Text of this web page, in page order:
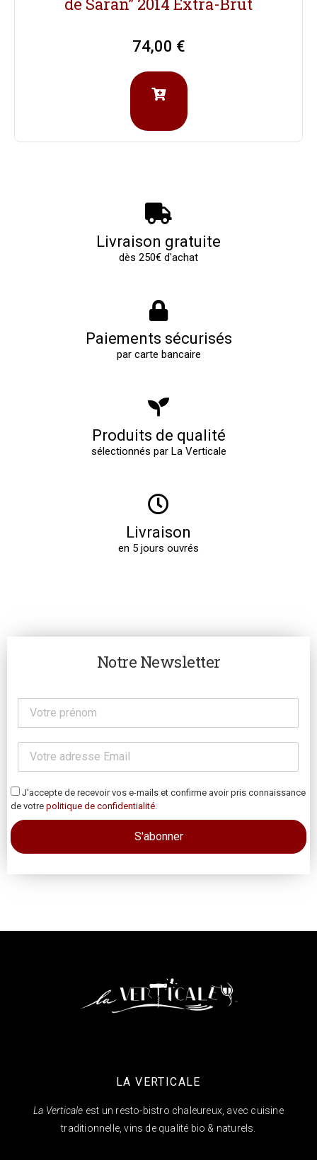
74,00 €
Livraison gratuite
dès 250€ d'achat
Paiements sécurisés
par carte bancaire
Produits de qualité
sélectionnés par La Verticale
Livraison
en 5 jours ouvrés
Notre Newsletter
J'accepte de recevoir vos e-mails et confirme avoir pris connaissance
de votre politique de confidentialité
LA VERTICALE
La Verticale est un resto-bistro chaleureux, avec cuisine
traditionnelle, vins de qualité bio & naturels.